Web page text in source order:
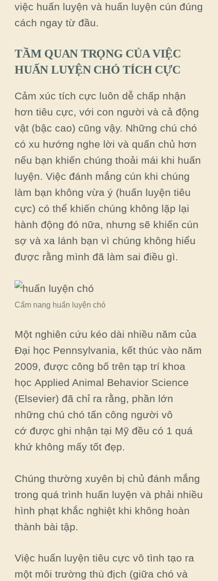
việc huấn luyện và huấn luyện cún đúng
cách ngay từ đầu.
TẦM QUAN TRỌNG CỦA VIỆC
HUẤN LUYỆN CHÓ TÍCH CỰC
Cảm xúc tích cực luôn dễ chấp nhận
hơn tiêu cực, với con người và cả động
vật (bậc cao) cũng vậy. Những chú chó
có xu hướng nghe lời và quấn chủ hơn
nếu bạn khiến chúng thoải mái khi huấn
luyện. Việc đánh mắng cún khi chúng
làm bạn không vừa ý (huấn luyện tiêu
cực) có thể khiến chúng không lặp lại
hành động đó nữa, nhưng sẽ khiến cún
sợ và xa lánh bạn vì chúng không hiểu
được rằng mình đã làm sai điều gì.
Cẩm nang huấn luyện chó
Một nghiên cứu kéo dài nhiều năm của
Đại học Pennsylvania, kết thúc vào năm
2009, được công bố trên tạp trí khoa
học Applied Animal Behavior Science
(Elsevier) đã chỉ ra rằng, phần lớn
những chú chó tấn công người vô
cớ được ghi nhận tại Mỹ đều có 1 quá
khứ không mấy tốt đẹp.
Chúng thường xuyên bị chủ đánh mắng
trong quá trình huấn luyện và phải nhiều
hình phạt khắc nghiệt khi không hoàn
thành bài tập.
Việc huấn luyện tiêu cực vô tình tạo ra
một môi trường thù địch (giữa chó và